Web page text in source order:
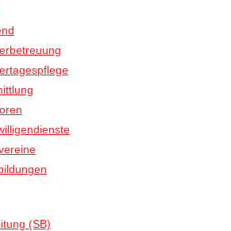
(SB)